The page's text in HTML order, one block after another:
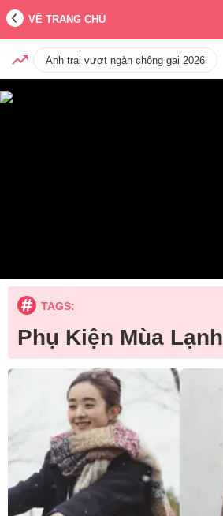
VỀ TRANG CHỦ
Anh trai vượt ngàn chông gai 2026
TAGS:
Phụ Kiện Mùa Lạnh